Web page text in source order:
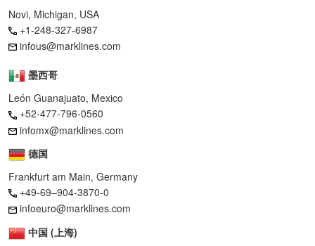
Novi, Michigan, USA
+1-248-327-6987
infous@marklines.com
墨西哥
León Guanajuato, Mexico
+52-477-796-0560
infomx@marklines.com
德国
Frankfurt am Main, Germany
+49-69–904-3870-0
infoeuro@marklines.com
中国 (上海)